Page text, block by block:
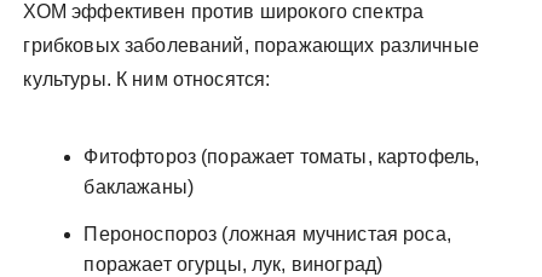
ХОМ эффективен против широкого спектра
грибковых заболеваний, поражающих различные
культуры. К ним относятся:
Фитофтороз (поражает томаты, картофель,
баклажаны)
Пероноспороз (ложная мучнистая роса,
поражает огурцы, лук, виноград)